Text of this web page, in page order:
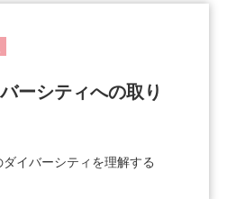
ーシティへの取り
ダイバーシティを理解する